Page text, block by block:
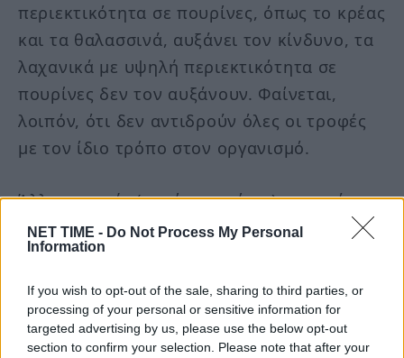
NET TIME - Do Not Process My Personal
Information
If you wish to opt-out of the sale, sharing to third parties, or
processing of your personal or sensitive information for
targeted advertising by us, please use the below opt-out
section to confirm your selection. Please note that after your
περιεκτικότητα σε πουρίνες, όπως το κρέας
και τα θαλασσινά, αυξάνει τον κίνδυνο, τα
λαχανικά με υψηλή περιεκτικότητα σε
πουρίνες δεν τον αυξάνουν. Φαίνεται,
λοιπόν, ότι δεν αντιδρούν όλες οι τροφές
με τον ίδιο τρόπο στον οργανισμό.
Άλλες τροφές (χωρίς πουρίνες) μπορούν να
αυξήσουν τον κίνδυνο
Ορισμένα τρόφιμα και ποτά μπορούν να
αυξήσουν τον κίνδυνο ουρικής αρθρίτιδας
με διαφορετικούς τρόπους.